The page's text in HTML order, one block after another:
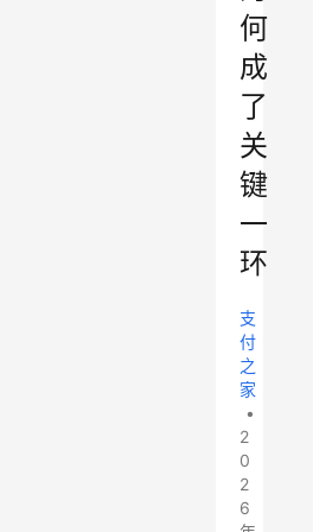
何
成
了
关
键
一
环
支
付
之
家
•
2
0
2
6